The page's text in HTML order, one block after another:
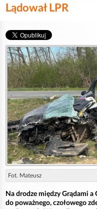
Lądował LPR
Fot. Mateusz
Na drodze między Grądami
do poważnego, czołowego